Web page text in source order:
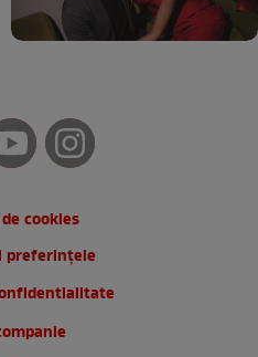
cookies
preferințele